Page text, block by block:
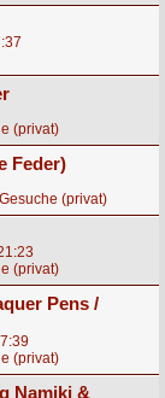
(privat)
Feder)
(privat)
(privat)
Pens /
(privat)
Namiki &